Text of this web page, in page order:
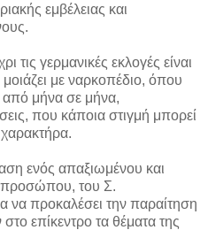
εμβέλειας και
τις γερμανικές εκλογές είναι
με ναρκοπέδιο, όπου
μήνα σε μήνα,
που κάποια στιγμή μπορεί
ενός απαξιωμένου και
προσώπου, του Σ.
να προκαλέσει την παραίτηση
επίκεντρο τα θέματα της